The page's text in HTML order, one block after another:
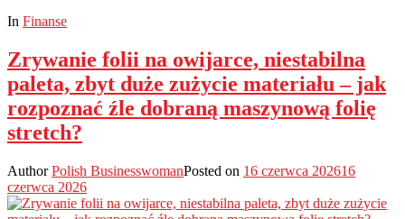
In Finanse
Zrywanie folii na owijarce, niestabilna
paleta, zbyt duże zużycie materiału – jak
rozpoznać źle dobraną maszynową folię
stretch?
AuthorPolish BusinesswomanPosted on 16 czerwca 202616
czerwca 2026